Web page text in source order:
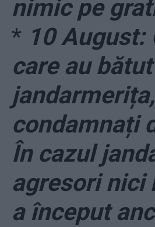
nimic pe
* 10 August:
care au bătut
jandarmerița,
condamnați
În cazul
agresori nici
a început